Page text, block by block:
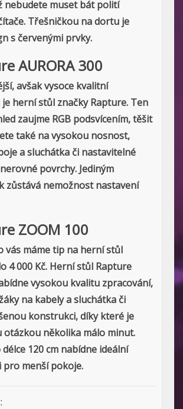
nebudete muset bát polití
Třešničkou na dortu je
s červenými prvky.
AURORA 300
avšak vysoce kvalitní
herní stůl značky Rapture. Ten
zaujme RGB podsvícením, těšit
také na vysokou nosnost,
a sluchátka či nastavitelné
povrchy. Jediným
zůstává nemožnost nastavení
ZOOM 100
vás máme tip na herní stůl
4 000 Kč. Herní stůl Rapture
vysokou kvalitu zpracování,
na kabely a sluchátka či
konstrukci, díky které je
otázkou několika málo minut.
délce 120 cm nabídne ideální
pro menší pokoje.